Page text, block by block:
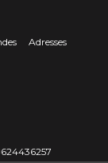
Adresses